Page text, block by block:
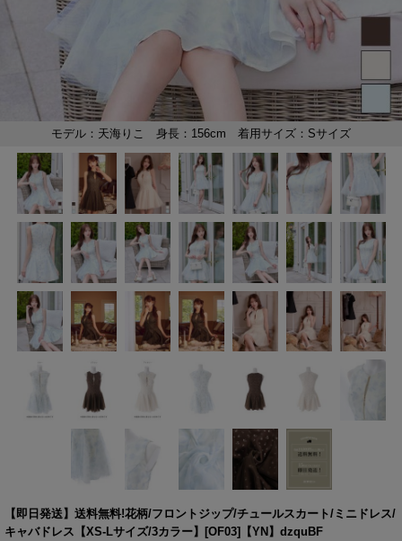
【即日発送】送料無料!花柄/フロントジップ/チュールスカート/ミニドレス/
キャバドレス【XS-Lサイズ/3カラー】[OF03]【YN】dzquBF